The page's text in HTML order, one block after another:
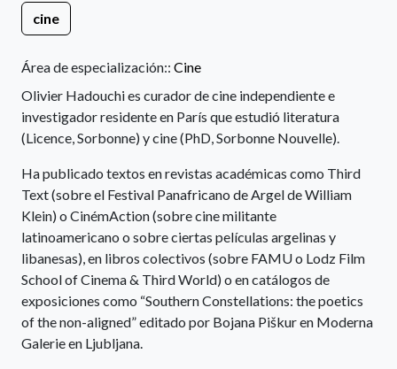
cine
Área de especialización:: Cine
Olivier Hadouchi es curador de cine independiente e
investigador residente en París que estudió literatura
(Licence, Sorbonne) y cine (PhD, Sorbonne Nouvelle).
Ha publicado textos en revistas académicas como Third
Text (sobre el Festival Panafricano de Argel de William
Klein) o CinémAction (sobre cine militante
latinoamericano o sobre ciertas películas argelinas y
libanesas), en libros colectivos (sobre FAMU o Lodz Film
School of Cinema & Third World) o en catálogos de
exposiciones como “Southern Constellations: the poetics
of the non-aligned” editado por Bojana Piškur en Moderna
Galerie en Ljubljana.